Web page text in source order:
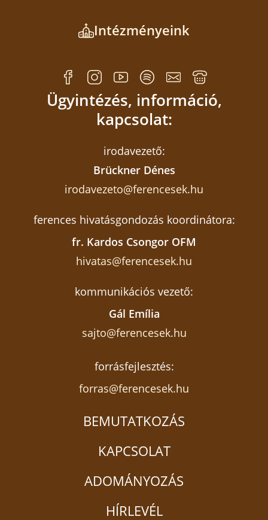
Intézményeink
Ügyintézés, információ,
kapcsolat:
irodavezető:
Brückner Dénes
irodavezeto@ferencesek.hu
ferences hivatásgondozás koordinátora:
fr. Kardos Csongor OFM
hivatas@ferencesek.hu
kommunikációs vezető:
Gál Emília
sajto@ferencesek.hu
forrásfejlesztés:
forras@ferencesek.hu
BEMUTATKOZÁS
KAPCSOLAT
ADOMÁNYOZÁS
HÍRLEVÉL